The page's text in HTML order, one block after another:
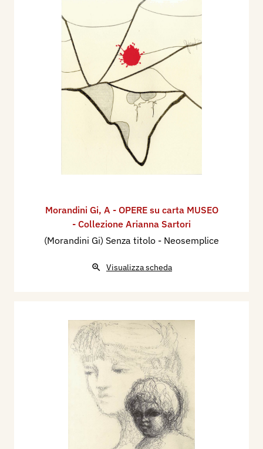
Morandini Gi, A - OPERE su carta MUSEO
- Collezione Arianna Sartori
(Morandini Gi) Senza titolo - Neosemplice
Visualizza scheda